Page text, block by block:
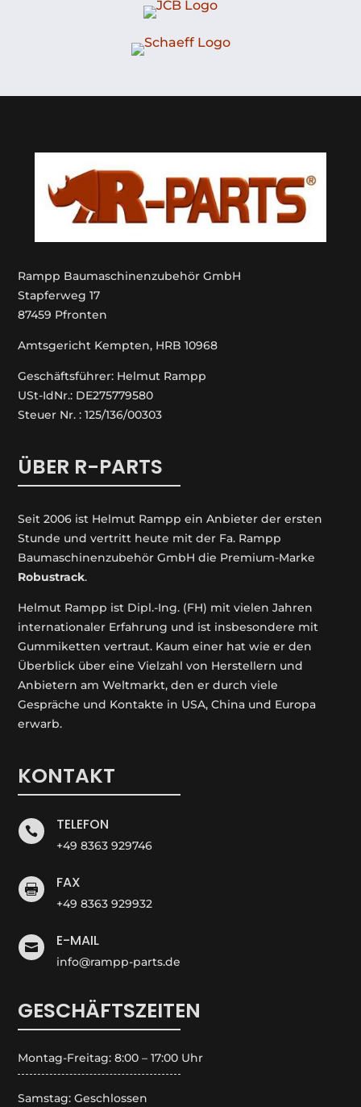
Rampp Baumaschinenzubehör GmbH
Stapferweg 17
87459 Pfronten
Amtsgericht Kempten, HRB 10968
Geschäftsführer: Helmut Rampp
USt-IdNr.: DE275779580
Steuer Nr. : 125/136/00303
ÜBER R-PARTS
Seit 2006 ist Helmut Rampp ein An­bieter der ersten
Stunde und vertritt heute mit der Fa. Rampp
Baumaschinenzubehör GmbH die Premium-Marke
Robustrack.
Helmut Rampp ist Dipl.-Ing. (FH) mit vielen Jahren
internationaler Erfahrung und ist insbesondere mit
Gummiketten vertraut. Kaum einer hat wie er den
Überblick über eine Vielzahl von Herstellern und
Anbietern am Weltmarkt, den er durch viele
Gespräche und Kontakte in USA, China und Europa
erwarb.
KONTAKT
 TELEFON
+49 8363 929746
 FAX
+49 8363 929932
 E-MAIL
info@rampp-parts.de
GESCHÄFTSZEITEN
Montag-Freitag: 8:00 – 17:00 Uhr
Samstag: Geschlossen